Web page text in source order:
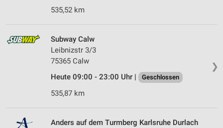
535,52 km
❯
Subway Calw
Leibnizstr 3/3
75365 Calw
Heute 09:00 - 23:00 Uhr |
Geschlossen
535,87 km
Anders auf dem Turmberg Karlsruhe Durlach